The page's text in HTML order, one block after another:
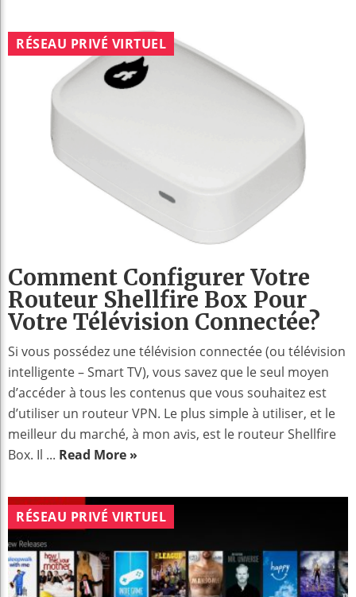
RÉSEAU PRIVÉ VIRTUEL
Comment Configurer Votre
Routeur Shellfire Box Pour
Votre Télévision Connectée?
Si vous possédez une télévision connectée (ou télévision
intelligente – Smart TV), vous savez que le seul moyen
d’accéder à tous les contenus que vous souhaitez est
d’utiliser un routeur VPN. Le plus simple à utiliser, et le
meilleur du marché, à mon avis, est le routeur Shellfire
Box. Il ... Read More »
RÉSEAU PRIVÉ VIRTUEL